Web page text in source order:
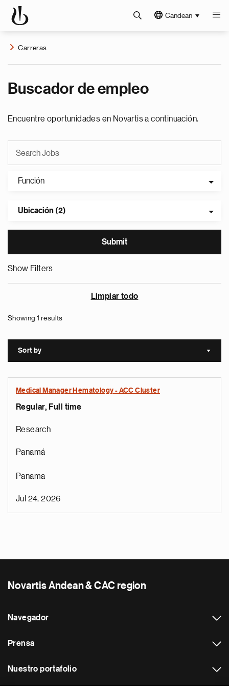
Candean
Carreras
Buscador de empleo
Encuentre oportunidades en Novartis a continuación.
Función
Ubicación (2)
Show Filters
Limpiar todo
Showing 1 results
Sort by Sort
Medical Manager Hematology - ACC Cluster
Regular, Full time
Research
Panamá
Panama
Jul 24, 2026
Novartis Andean & CAC region
Navegador
Prensa
Nuestro portafolio